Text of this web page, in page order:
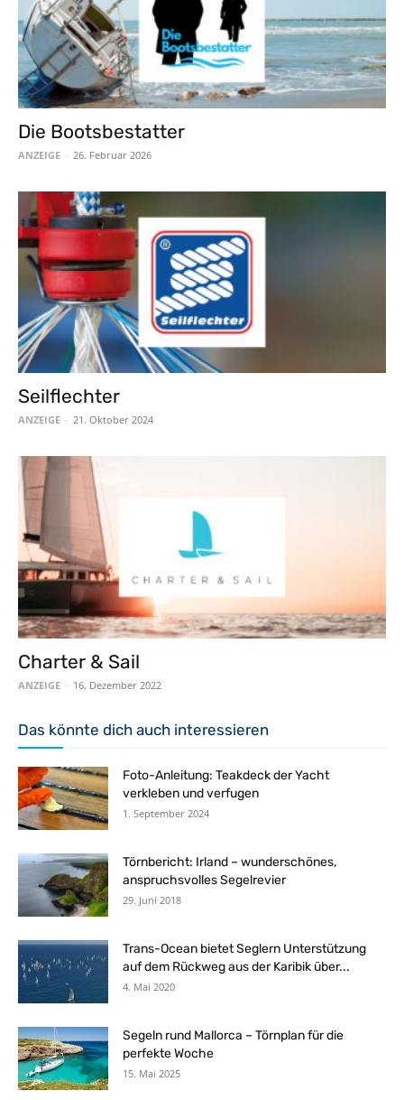
Die Bootsbestatter
ANZEIGE - 26. Februar 2026
Seilflechter
ANZEIGE - 21. Oktober 2024
Charter & Sail
ANZEIGE - 16. Dezember 2022
Das könnte dich auch interessieren
Foto-Anleitung: Teakdeck der Yacht
verkleben und verfugen
1. September 2024
Törnbericht: Irland – wunderschönes,
anspruchsvolles Segelrevier
29. Juni 2018
Trans-Ocean bietet Seglern Unterstützung
auf dem Rückweg aus der Karibik über...
4. Mai 2020
Segeln rund Mallorca – Törnplan für die
perfekte Woche
15. Mai 2025